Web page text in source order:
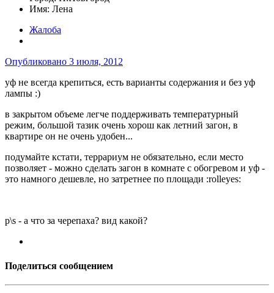
Имя: Лена
Жалоба
Опубликовано 3 июля, 2012
уф не всегда крепиться, есть варианты содержания и без уф
лампы :)
в закрытом объеме легче поддерживать температурный
режим, большой тазик очень хорош как летний загон, в
квартире он не очень удобен...
подумайте кстати, террариум не обязательно, если место
позволяет - можно сделать загон в комнате с обогревом и уф -
это намного дешевле, но затретнее по площади :rolleyes:
p\s - а что за черепаха? вид какой?
Поделиться сообщением